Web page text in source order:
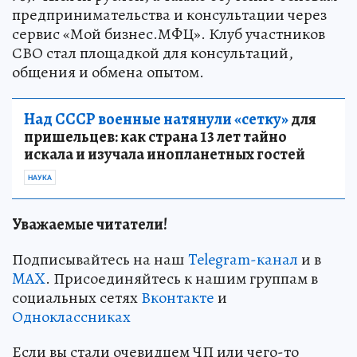
предпринимательства и консультации через
сервис «Мой бизнес.МФЦ». Клуб участников
СВО стал площадкой для консультаций,
общения и обмена опытом.
Над СССР военные натянули «сетку»для
пришельцев: как страна 13 лет тайно
искала и изучала инопланетных гостей
НАУКА
Уважаемые читатели!
Подписывайтесь на нашTelegram-канали в
MAX. Присоединяйтесь к нашим группам в
социальных сетяхВконтактеи
Одноклассниках
Если вы стали очевидцем ЧП или чего-то